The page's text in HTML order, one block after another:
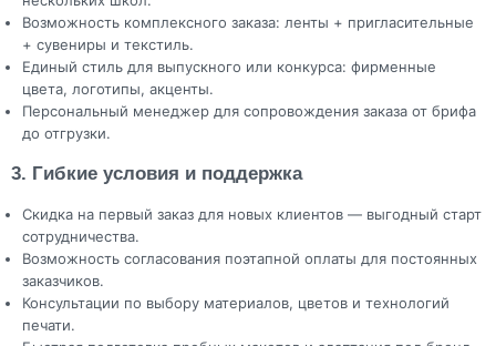
Возможность комплексного заказа: ленты + пригласительные
+ сувениры и текстиль.
Единый стиль для выпускного или конкурса: фирменные
цвета, логотипы, акценты.
Персональный менеджер для сопровождения заказа от брифа
до отгрузки.
3. Гибкие условия и поддержка
Скидка на первый заказ для новых клиентов — выгодный старт
сотрудничества.
Возможность согласования поэтапной оплаты для постоянных
заказчиков.
Консультации по выбору материалов, цветов и технологий
печати.